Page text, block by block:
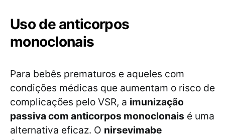
Uso de anticorpos
monoclonais
Para bebês prematuros e aqueles com
condições médicas que aumentam o risco de
complicações pelo VSR, a imunização
passiva com anticorpos monoclonais é uma
alternativa eficaz. O nirsevimabe